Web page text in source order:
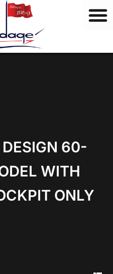
60-
WITH
ONLY